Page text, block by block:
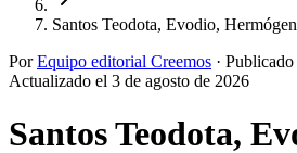
Santos Teodota, Evodio,
Por Equipo editorial Creemos · Publicado
Actualizado el 3 de agosto de 2026
Santos Teodota,